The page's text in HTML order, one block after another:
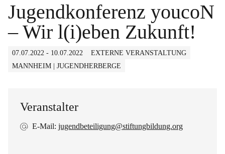
Jugendkonferenz youcoN
– Wir l(i)eben Zukunft!
07.07.2022 - 10.07.2022
EXTERNE VERANSTALTUNG
MANNHEIM | JUGENDHERBERGE
Veranstalter
E-Mail: jugendbeteiligung@stiftungbildung.org